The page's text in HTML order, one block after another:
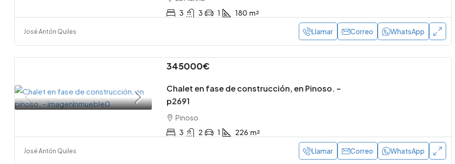
3
3 1 180 m²
José Antón Quiles Llamar Correo WhatsApp
345000€
Chalet en fase de construcción, en Pinoso. –
p2691
Pinoso
3
2 1 226 m²
José Antón Quiles Llamar Correo WhatsApp
Terreno Rústico en Partida
Fondo de La Ermita – p2396
Elche/Elx
Exclusiva casa unifamiliar de
obra seminueva en el centro de
Elche. – p2419